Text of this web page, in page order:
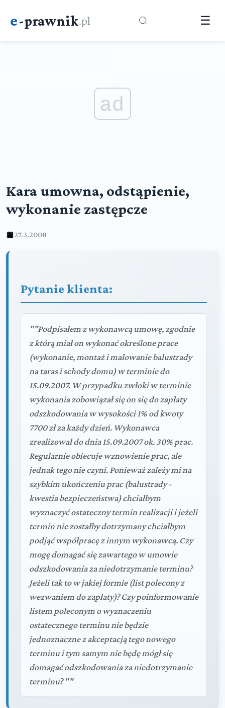
e-prawnik.pl ☰
ad
Kara umowna, odstąpienie,
wykonanie zastępcze
27.3.2008
Pytanie klienta:
""Podpisałem z wykonawcą umowę, zgodnie
z którą miał on wykonać określone prace
(wykonanie, montaż i malowanie balustrady
na taras i schody domu) w terminie do
15.09.2007. W przypadku zwłoki w terminie
wykonania zobowiązał się on się do zapłaty
odszkodowania w wysokości 1% od kwoty
7700 zł za każdy dzień. Wykonawca
zrealizował do dnia 15.09.2007 ok. 30% prac.
Regularnie obiecuje wznowienie prac, ale
jednak tego nie czyni. Ponieważ zależy mi na
szybkim ukończeniu prac (balustrady -
kwestia bezpieczeństwa) chciałbym
wyznaczyć ostateczny termin realizacji i jeżeli
termin nie zostałby dotrzymany chciałbym
podjąć współpracę z innym wykonawcą. Czy
mogę domagać się zawartego w umowie
odszkodowania za niedotrzymanie terminu?
Jeżeli tak to w jakiej formie (list polecony z
wezwaniem do zapłaty)? Czy poinformowanie
listem poleconym o wyznaczeniu
ostatecznego terminu nie będzie
jednoznaczne z akceptacją tego nowego
terminu i tym samym nie będę mógł się
domagać odszkodowania za niedotrzymanie
terminu? ""